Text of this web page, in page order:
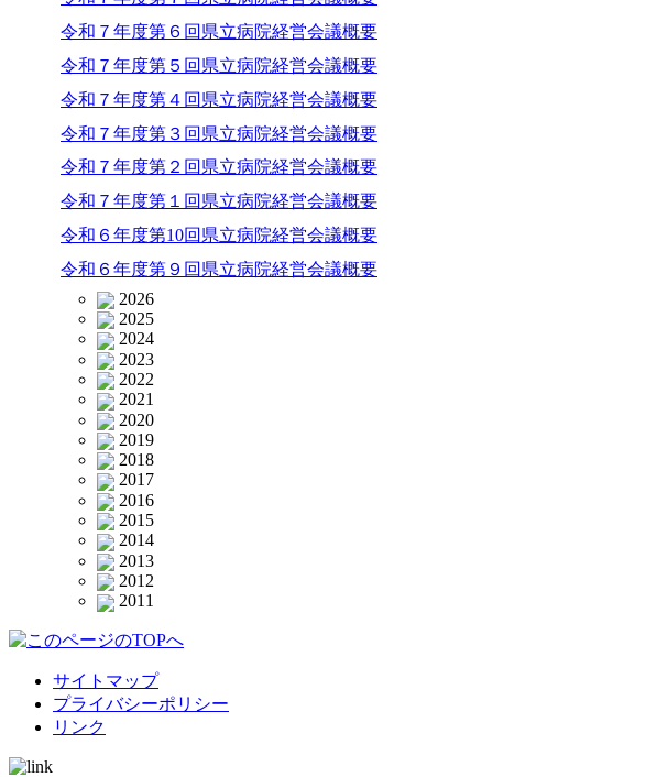
令和７年度第６回県立病院経営会議概要
令和７年度第５回県立病院経営会議概要
令和７年度第４回県立病院経営会議概要
令和７年度第３回県立病院経営会議概要
令和７年度第２回県立病院経営会議概要
令和７年度第１回県立病院経営会議概要
令和６年度第10回県立病院経営会議概要
令和６年度第９回県立病院経営会議概要
2026
2025
2024
2023
2022
2021
2020
2019
2018
2017
2016
2015
2014
2013
2012
2011
サイトマップ
プライバシーポリシー
リンク